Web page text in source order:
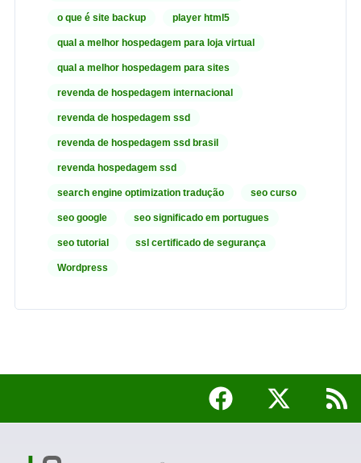
o que é site backup player html5
qual a melhor hospedagem para loja virtual
qual a melhor hospedagem para sites
revenda de hospedagem internacional
revenda de hospedagem ssd
revenda de hospedagem ssd brasil
revenda hospedagem ssd
search engine optimization tradução seo curso
seo google seo significado em portugues
seo tutorial ssl certificado de segurança
Wordpress